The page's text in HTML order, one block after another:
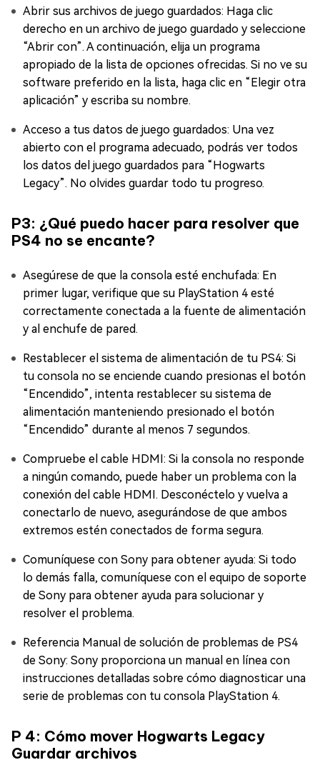
Abrir sus archivos de juego guardados: Haga clic
derecho en un archivo de juego guardado y seleccione
“Abrir con”. A continuación, elija un programa
apropiado de la lista de opciones ofrecidas. Si no ve su
software preferido en la lista, haga clic en “Elegir otra
aplicación” y escriba su nombre.
Acceso a tus datos de juego guardados: Una vez
abierto con el programa adecuado, podrás ver todos
los datos del juego guardados para “Hogwarts
Legacy”. No olvides guardar todo tu progreso.
P3: ¿Qué puedo hacer para resolver que
PS4 no se encante?
Asegúrese de que la consola esté enchufada: En
primer lugar, verifique que su PlayStation 4 esté
correctamente conectada a la fuente de alimentación
y al enchufe de pared.
Restablecer el sistema de alimentación de tu PS4: Si
tu consola no se enciende cuando presionas el botón
“Encendido”, intenta restablecer su sistema de
alimentación manteniendo presionado el botón
“Encendido” durante al menos 7 segundos.
Compruebe el cable HDMI: Si la consola no responde
a ningún comando, puede haber un problema con la
conexión del cable HDMI. Desconéctelo y vuelva a
conectarlo de nuevo, asegurándose de que ambos
extremos estén conectados de forma segura.
Comuníquese con Sony para obtener ayuda: Si todo
lo demás falla, comuníquese con el equipo de soporte
de Sony para obtener ayuda para solucionar y
resolver el problema.
Referencia Manual de solución de problemas de PS4
de Sony: Sony proporciona un manual en línea con
instrucciones detalladas sobre cómo diagnosticar una
serie de problemas con tu consola PlayStation 4.
P 4: Cómo mover Hogwarts Legacy
Guardar archivos